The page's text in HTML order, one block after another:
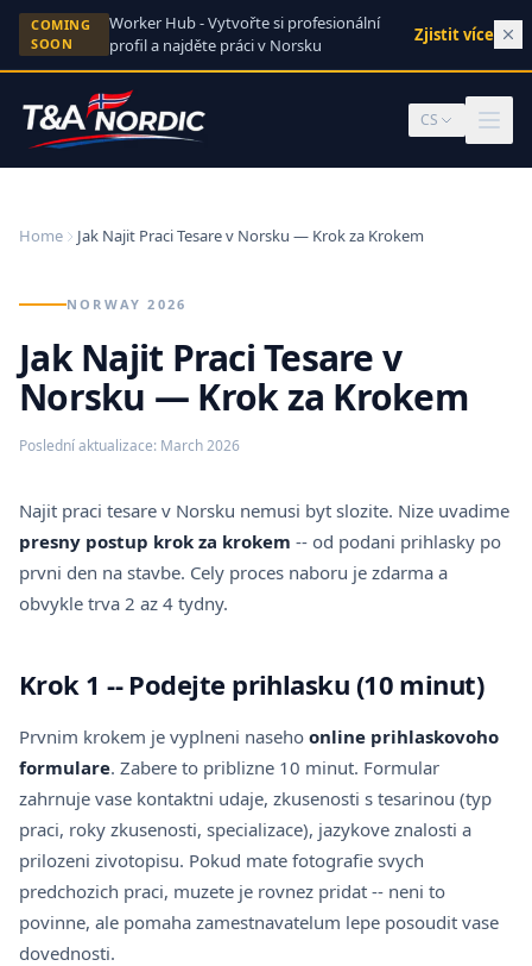
Skip to content
COMING
SOON
Worker Hub - Vytvořte si profesionální
profil a najděte práci v Norsku
Zjistit více →
CS
Home Jak Najit Praci Tesare v Norsku — Krok za Krokem
NORWAY 2026
Jak Najit Praci Tesare v
Norsku — Krok za Krokem
Poslední aktualizace: March 2026
Najit praci tesare v Norsku nemusi byt slozite. Nize uvadime
presny postup krok za krokem -- od podani prihlasky po
prvni den na stavbe. Cely proces naboru je zdarma a
obvykle trva 2 az 4 tydny.
Krok 1 -- Podejte prihlasku (10 minut)
Prvnim krokem je vyplneni naseho online prihlaskovoho
formulare. Zabere to priblizne 10 minut. Formular
zahrnuje vase kontaktni udaje, zkusenosti s tesarinou (typ
praci, roky zkusenosti, specializace), jazykove znalosti a
prilozeni zivotopisu. Pokud mate fotografie svych
predchozich praci, muzete je rovnez pridat -- neni to
povinne, ale pomaha zamestnavatelum lepe posoudit vase
dovednosti.